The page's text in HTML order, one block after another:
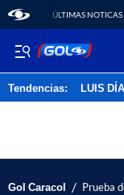
ÚLTIMAS NOTICAS
Tendencias: LUIS
Gol Caracol / Prueba